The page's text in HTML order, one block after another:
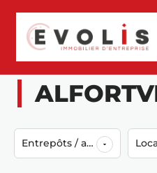
Entrepôts / activités